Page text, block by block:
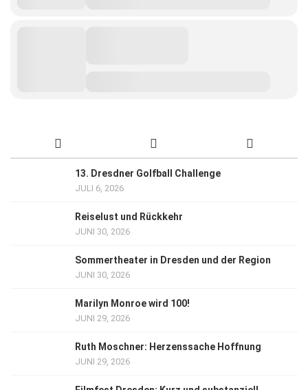
13. Dresdner Golfball Challenge
JULI 6, 2026
Reiselust und Rückkehr
JUNI 30, 2026
Sommertheater in Dresden und der Region
JUNI 30, 2026
Marilyn Monroe wird 100!
JUNI 29, 2026
Ruth Moschner: Herzenssache Hoffnung
JUNI 29, 2026